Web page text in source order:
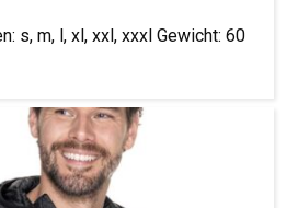
s, m, l, xl, xxl, xxxl Gewicht: 60